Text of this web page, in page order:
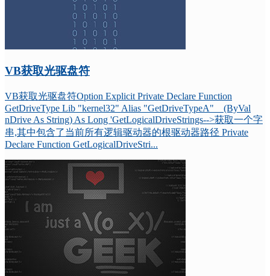
VB获取光驱盘符
VB获取光驱盘符Option Explicit Private Declare Function
GetDriveType Lib "kernel32" Alias "GetDriveTypeA" _ (ByVal
nDrive As String) As Long 'GetLogicalDriveStrings-->获取一个字
串,其中包含了当前所有逻辑驱动器的根驱动器路径 Private
Declare Function GetLogicalDriveStri...